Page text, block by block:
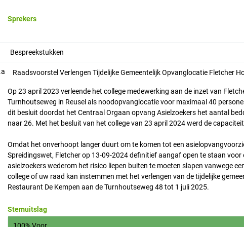
Sprekers
Bespreekstukken
Raadsvoorstel Verlengen Tijdelijke Gemeentelijk Opvanglocatie Fletcher
Op 23 april 2023 verleende het college medewerking aan de inzet van
Turnhoutseweg in Reusel als noodopvanglocatie voor maximaal 40
dit besluit doordat het Centraal Orgaan opvang Asielzoekers het aantal
naar 26. Met het besluit van het college van 23 april 2024 werd de
Omdat het onverhoopt langer duurt om te komen tot een
Spreidingswet, Fletcher op 13-09-2024 definitief aangaf open te staan voor
asielzoekers wederom het risico liepen buiten te moeten slapen vanwege
college of uw raad kan instemmen met het verlengen van de tijdelijke
Restaurant De Kempen aan de Turnhoutseweg 48 tot 1 juli 2025.
Stemuitslag
100% Voor